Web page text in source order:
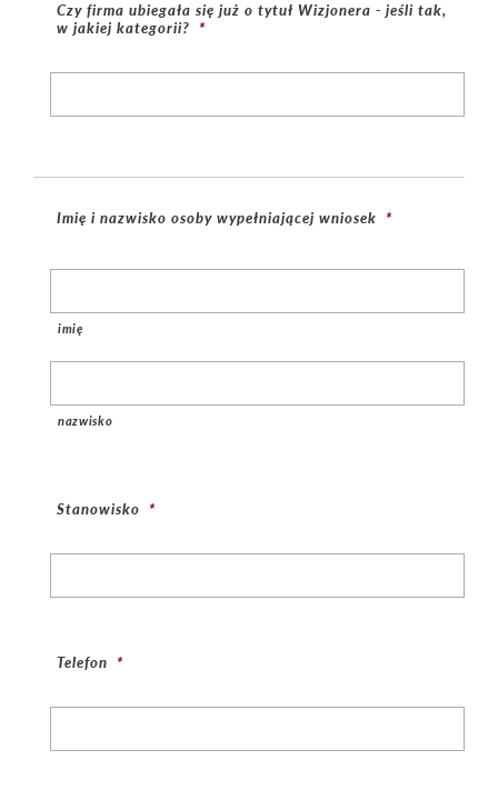
Czy firma ubiegała się już o tytuł Wizjonera - jeśli tak,
w jakiej kategorii?
*
Imię i nazwisko osoby wypełniającej wniosek *
imię
nazwisko
Stanowisko *
Telefon *